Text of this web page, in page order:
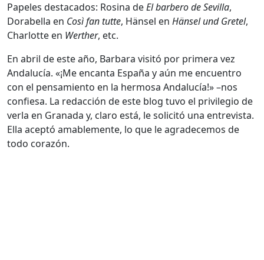
Papeles destacados: Rosina deEl barbero de Sevilla,
Dorabella en Così fan tutte, Hänsel en Hänsel und Gretel,
Charlotte en Werther, etc.
En abril de este año, Barbara visitó por primera vez
Andalucía. «¡Me encanta España y aún me encuentro
con el pensamiento en la hermosa Andalucía!» –nos
confiesa. La redacción de este blog tuvo el privilegio de
verla en Granada y, claro está, le solicitó una entrevista.
Ella aceptó amablemente, lo que le agradecemos de
todo corazón.